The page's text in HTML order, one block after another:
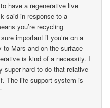
have a regenerative live
said in response to a
you’re recycling
important if you’re on a
to Mars and on the surface
is kind of a necessity. I
super-hard to do that relative
The life support system is